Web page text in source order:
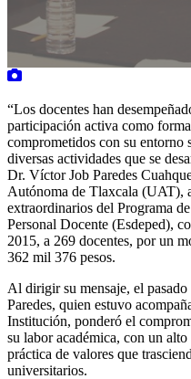
“Los docentes han
participación activa como
comprometidos con su entorno
diversas actividades que se
Dr. Víctor Job Paredes
Autónoma de Tlaxcala (UAT),
extraordinarios del Programa
Personal Docente (Esdeped),
2015, a 269 docentes, por un
362 mil 376 pesos.
Al dirigir su mensaje, el
Paredes, quien estuvo
Institución, ponderó el
su labor académica, con un
práctica de valores que
universitarios.